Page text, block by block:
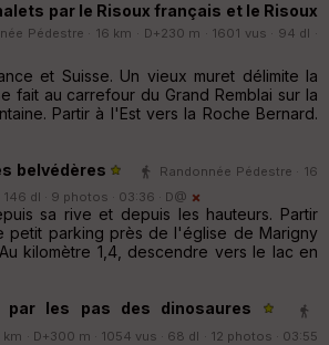
par le Risoux français et le Risoux
Pédestre · 16 km · D+230 m · 1601 vus · 94 dl ·
et Suisse. Un vieux muret délimite la
fait au carrefour du Grand Remblai sur la
Partir à l'Est vers la Roche Bernard.
belvédères
Randonnée Pédestre · 16
146 dl · 9 photos · 03:36 · D@
sa rive et depuis les hauteurs. Partir
petit parking près de l'église de Marigny
kilomètre 1,4, descendre vers le lac en
par les pas des dinosaures
· D+300 m · 1054 vus · 68 dl · 12 photos · 03:55